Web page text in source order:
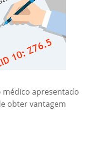
apresentado
obter vantagem